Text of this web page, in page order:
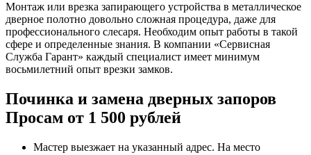
Монтаж или врезка запирающего устройства в металлическое
дверное полотно довольно сложная процедура, даже для
профессионального слесаря. Необходим опыт работы в такой
сфере и определенные знания. В компании «Сервисная
Служба Гарант» каждый специалист имеет минимум
восьмилетний опыт врезки замков.
Починка и замена дверных запоров
Просам от 1 500 рублей
Мастер выезжает на указанный адрес. На место